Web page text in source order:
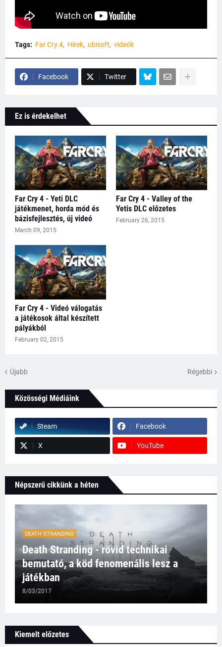
Tags: Far Cry 4 Hírek ubisoft videók
Facebook Twitter
Ez is érdekelhet
Far Cry 4 - Yeti DLC
játékmenet, horda mód és
bázisfejlesztés, új videó
March 09, 2015
Far Cry 4 - Valley of the
Yetis DLC előzetes
February 26, 2015
Far Cry 4 - Videó válogatás
a játékosok által készített
pályákból
February 02, 2015
Újabb Régebbi
Közösségi Médiáink
Steam Facebook
X YouTube
Népszerű cikkünk a héten
DEATH STRANDING
Death Stranding - rövid technikai
bemutató, a köd fenomenális lesz a
játékban
8/03/2017
Kiemelt előzetes